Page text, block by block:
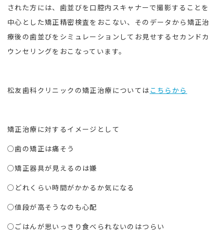
された方には、歯並びを口腔内スキャナーで撮影することを
中心とした矯正精密検査をおこない、そのデータから矯正治
療後の歯並びをシミュレーションしてお見せするセカンドカ
ウンセリングをおこなっています。
松友歯科クリニックの矯正治療については こちらから
矯正治療に対するイメージとして
○歯の矯正は痛そう
○矯正器具が見えるのは嫌
○どれくらい時間がかかるか気になる
○値段が高そうなのも心配
○ごはんが思いっきり食べられないのはつらい